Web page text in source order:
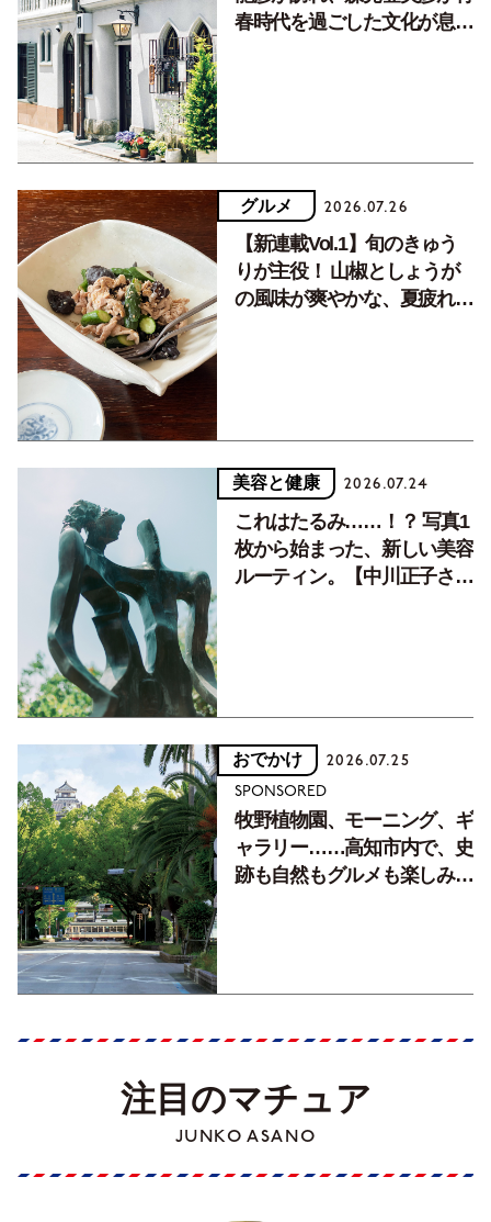
春時代を過ごした文化が息づ
グルメ 2026.07.26
【新連載Vol.1】旬のきゅう
りが主役！ 山椒としょうが
の風味が爽やかな、夏疲れを
美容と健康 2026.07.24
これはたるみ……！？ 写真1
枚から始まった、新しい美容
ルーティン。【中川正子さん
おでかけ 2026.07.25
SPONSORED
牧野植物園、モーニング、ギ
ャラリー……高知市内で、史
跡も自然もグルメも楽しみ尽
注目のマチュア
JUNKO ASANO